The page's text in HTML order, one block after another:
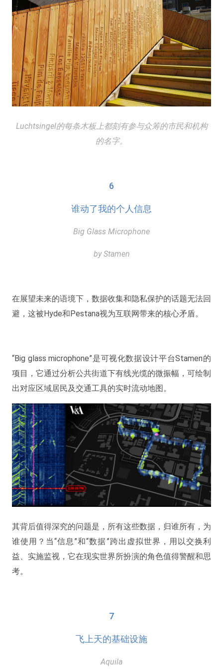
Luchtsingel的每条木板上都刻有参与众筹的市民和机构
的名字。
6
谁动了我的个人信息
Big Glass Microphone
by Stamen
在展望未来的语境下，数据收集和隐私保护的话题无法回
避，这被Hyde和Pestana视为互联网带来的核心矛盾。
“Big glass microphone”是可视化数据设计平台Stamen的
项目，它通过分析公共街道下有线光缆的微振幅，可绘制
出对应区域居民及交通工具的实时流动地图。
其背后值得深究的问题是，所有这些数据，归谁所有，为
谁使用？当“信息”和“数据”跨出虚拟世界，用以交换利
益、实施监视，它在现实世界所扮演的角色值得警醒和思
考。
7
飞上天的基础设施
Aquila